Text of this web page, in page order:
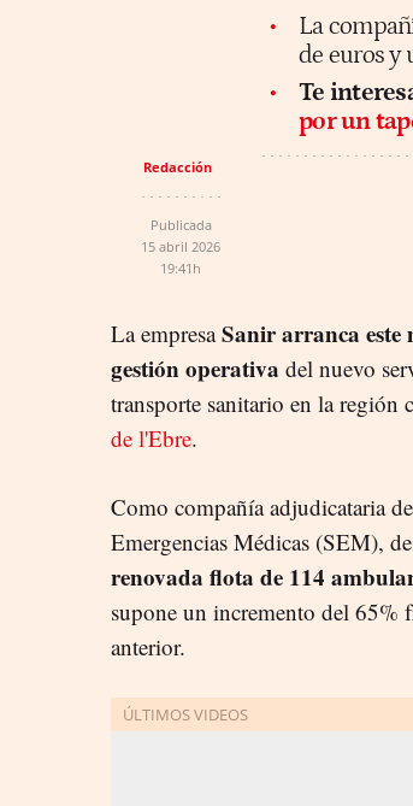
La
de euros y
Te
por un
Redacción
Publicada
15 abril 2026
19:41h
La empresaSanir arranca este
gestión operativa del nuevo
transporte sanitario en la región
de l'Ebre.
Como compañía adjudicataria
Emergencias Médicas (SEM),
renovada flota de 114
supone un incremento del 65%
anterior.